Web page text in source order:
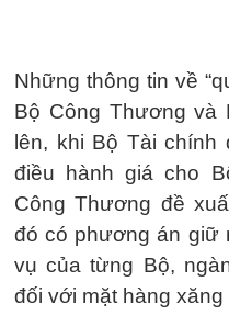
Những thông tin về
Bộ Công Thương và
lên, khi Bộ Tài chính
điều hành giá cho
Công Thương đề
đó có phương án giữ
vụ của từng Bộ,
đối với mặt hàng